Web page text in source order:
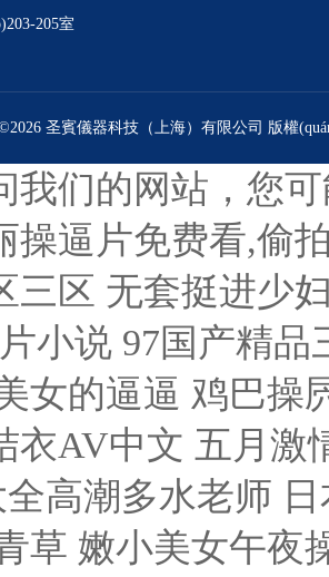
205室
圣賓儀器科技（上海）有限公司 版權
我们的网站，您
操逼片免费看,偷